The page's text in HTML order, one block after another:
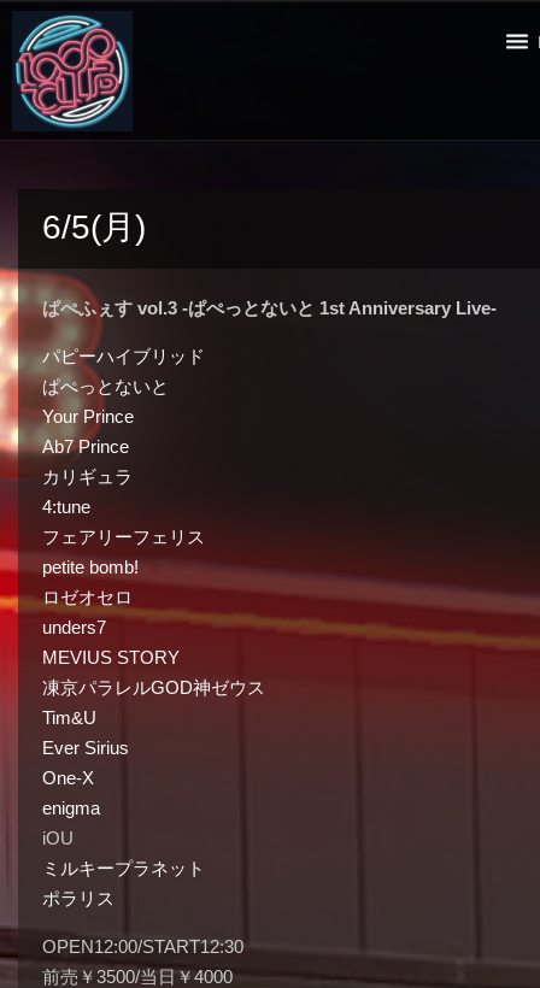
6/5(月)
ぱぺふぇす vol.3 -ぱぺっとないと 1st Anniversary Live-
パピーハイブリッド
ぱぺっとないと
Your Prince
Ab7 Prince
カリギュラ
4:tune
フェアリーフェリス
petite bomb!
ロゼオセロ
unders7
MEVIUS STORY
凍京パラレルGOD神ゼウス
Tim&U
Ever Sirius
One-X
enigma
iOU
ミルキープラネット
ポラリス
OPEN12:00/START12:30
前売￥3500/当日￥4000